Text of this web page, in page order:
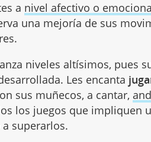
a nivel afectivo o
una mejoría de sus
niveles altísimos, pues
Les encanta
sus muñecos, a cantar,
los juegos que impliquen
superarlos.